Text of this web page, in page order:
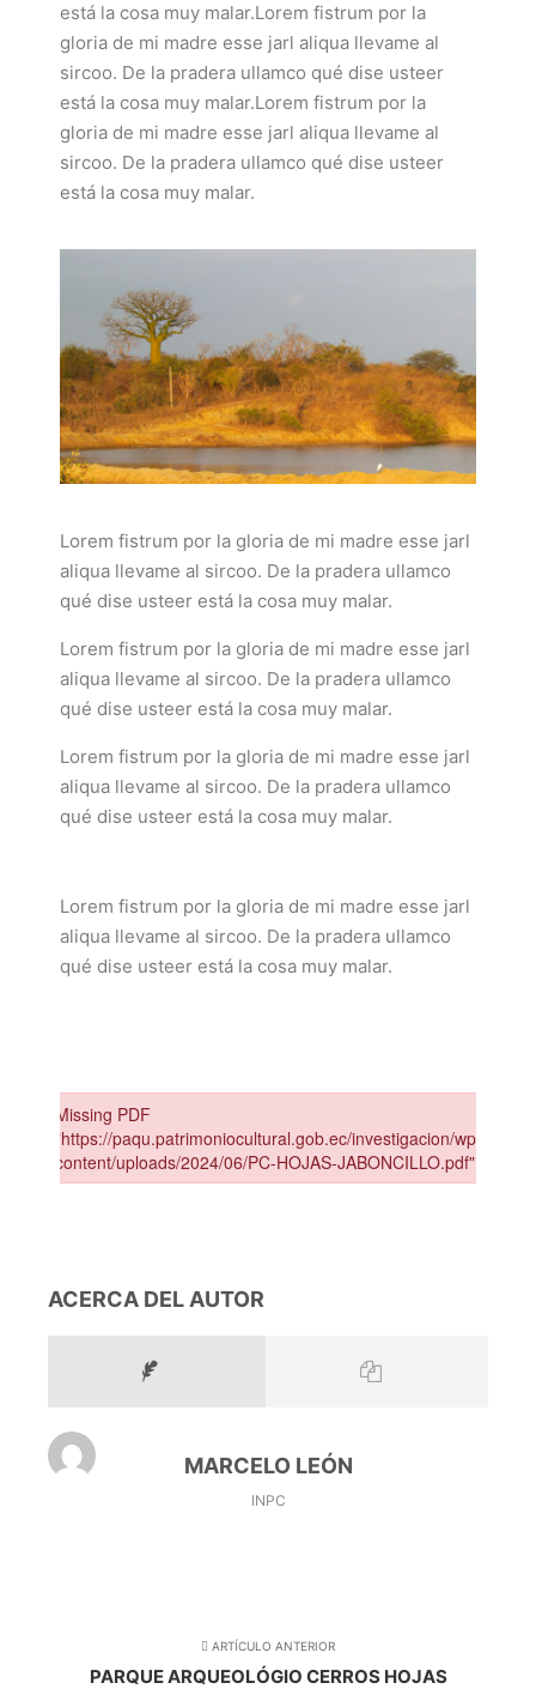
está la cosa muy malar.Lorem fistrum por la
gloria de mi madre esse jarl aliqua llevame al
sircoo. De la pradera ullamco qué dise usteer
está la cosa muy malar.Lorem fistrum por la
gloria de mi madre esse jarl aliqua llevame al
sircoo. De la pradera ullamco qué dise usteer
está la cosa muy malar.
Lorem fistrum por la gloria de mi madre esse jarl
aliqua llevame al sircoo. De la pradera ullamco
qué dise usteer está la cosa muy malar.
Lorem fistrum por la gloria de mi madre esse jarl
aliqua llevame al sircoo. De la pradera ullamco
qué dise usteer está la cosa muy malar.
Lorem fistrum por la gloria de mi madre esse jarl
aliqua llevame al sircoo. De la pradera ullamco
qué dise usteer está la cosa muy malar.
Lorem fistrum por la gloria de mi madre esse jarl
aliqua llevame al sircoo. De la pradera ullamco
qué dise usteer está la cosa muy malar.
ACERCA DEL AUTOR
MARCELO LEÓN
INPC
ARTÍCULO ANTERIOR
PARQUE ARQUEOLÓGIO CERROS HOJAS